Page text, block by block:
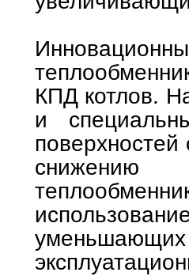
КПД котлов.
и
снижению